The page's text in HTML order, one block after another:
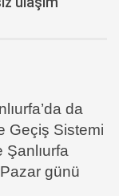
da
Geçiş Sistemi
Şanlıurfa
günü